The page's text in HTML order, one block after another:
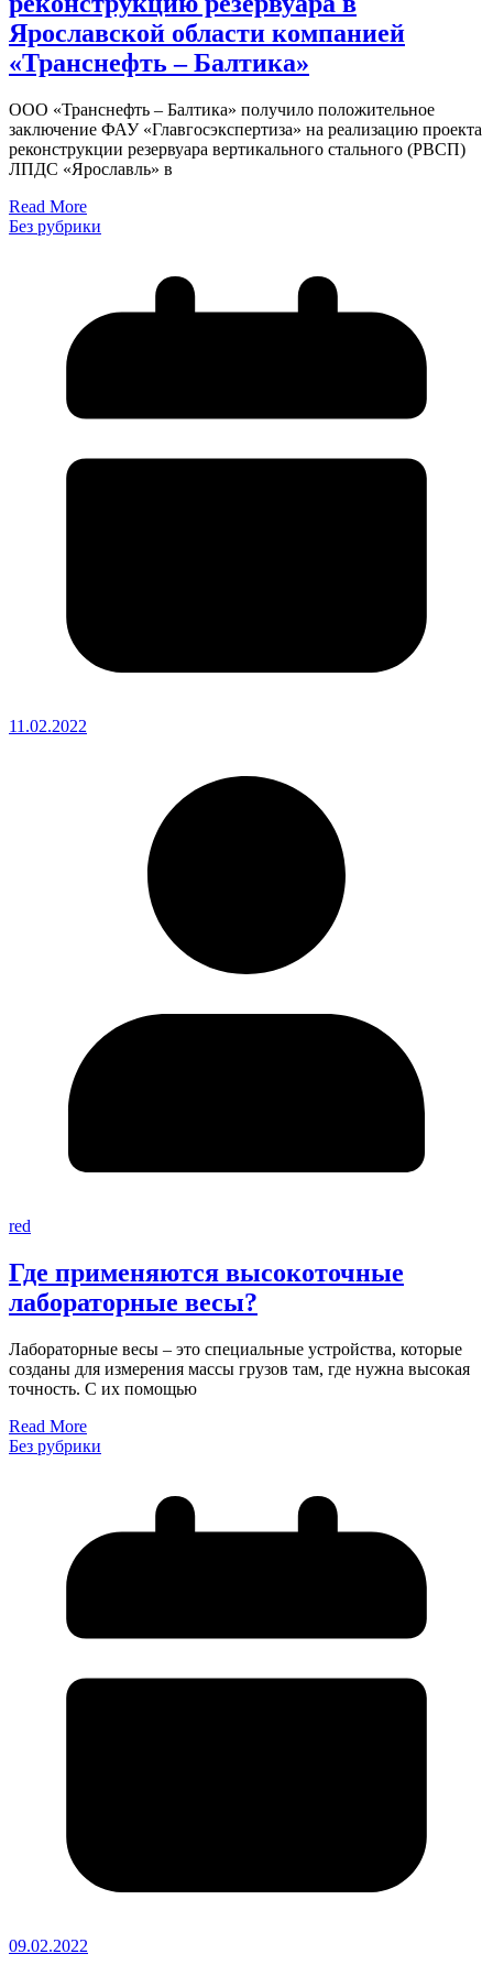
Ярославской области компанией
«Транснефть – Балтика»
ООО «Транснефть – Балтика» получило положительное
заключение ФАУ «Главгосэкспертиза» на реализацию проекта
реконструкции резервуара вертикального стального (РВСП)
ЛПДС «Ярославль» в
Read More
Без рубрики
11.02.2022
red
Где применяются высокоточные
лабораторные весы?
Лабораторные весы – это специальные устройства, которые
созданы для измерения массы грузов там, где нужна высокая
точность. С их помощью
Read More
Без рубрики
09.02.2022